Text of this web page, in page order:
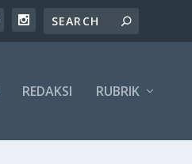
REDAKSI RUBRIK